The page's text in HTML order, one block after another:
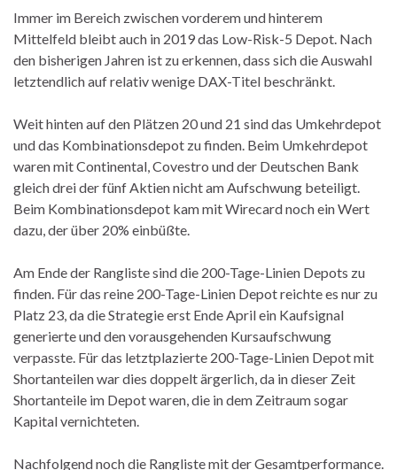
Immer im Bereich zwischen vorderem und hinterem
Mittelfeld bleibt auch in 2019 das Low-Risk-5 Depot. Nach
den bisherigen Jahren ist zu erkennen, dass sich die Auswahl
letztendlich auf relativ wenige DAX-Titel beschränkt.
Weit hinten auf den Plätzen 20 und 21 sind das Umkehrdepot
und das Kombinationsdepot zu finden. Beim Umkehrdepot
waren mit Continental, Covestro und der Deutschen Bank
gleich drei der fünf Aktien nicht am Aufschwung beteiligt.
Beim Kombinationsdepot kam mit Wirecard noch ein Wert
dazu, der über 20% einbüßte.
Am Ende der Rangliste sind die 200-Tage-Linien Depots zu
finden. Für das reine 200-Tage-Linien Depot reichte es nur zu
Platz 23, da die Strategie erst Ende April ein Kaufsignal
generierte und den vorausgehenden Kursaufschwung
verpasste. Für das letztplazierte 200-Tage-Linien Depot mit
Shortanteilen war dies doppelt ärgerlich, da in dieser Zeit
Shortanteile im Depot waren, die in dem Zeitraum sogar
Kapital vernichteten.
Nachfolgend noch die Rangliste mit der Gesamtperformance.